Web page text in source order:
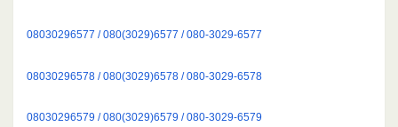
08030296577 / 080(3029)6577 / 080-3029-6577
08030296578 / 080(3029)6578 / 080-3029-6578
08030296579 / 080(3029)6579 / 080-3029-6579